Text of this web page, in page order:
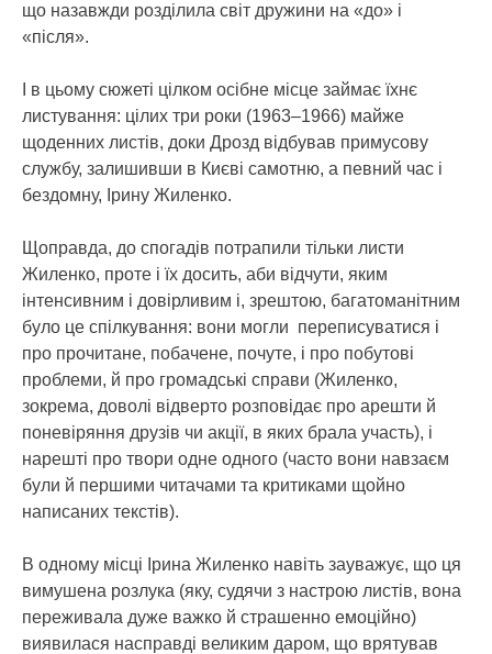
що назавжди розділила світ дружини на «до» і
«після».
І в цьому сюжеті цілком осібне місце займає їхнє
листування: цілих три роки (1963–1966) майже
щоденних листів, доки Дрозд відбував примусову
службу, залишивши в Києві самотню, а певний час і
бездомну, Ірину Жиленко.
Щоправда, до спогадів потрапили тільки листи
Жиленко, проте і їх досить, аби відчути, яким
інтенсивним і довірливим і, зрештою, багатоманітним
було це спілкування: вони могли переписуватися і
про прочитане, побачене, почуте, і про побутові
проблеми, й про громадські справи (Жиленко,
зокрема, доволі відверто розповідає про арешти й
поневіряння друзів чи акції, в яких брала участь), і
нарешті про твори одне одного (часто вони навзаєм
були й першими читачами та критиками щойно
написаних текстів).
В одному місці Ірина Жиленко навіть зауважує, що ця
вимушена розлука (яку, судячи з настрою листів, вона
переживала дуже важко й страшенно емоційно)
виявилася насправді великим даром, що врятував